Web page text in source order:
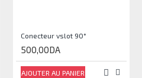
Conecteur vslot 90°
500,00DA
AJOUTER AU PANIER